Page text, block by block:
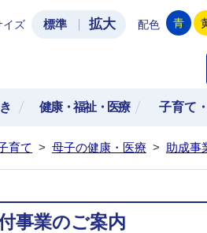
土浦市公式ホームページ
イズ 標準 拡大 配色 青
健康・福祉・医療 子育て
育て > 母子の健康・医療 > 助成事
事業のご案内